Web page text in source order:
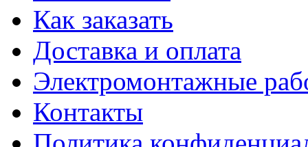
Как заказать
Доставка и оплата
Электромонтажные
Контакты